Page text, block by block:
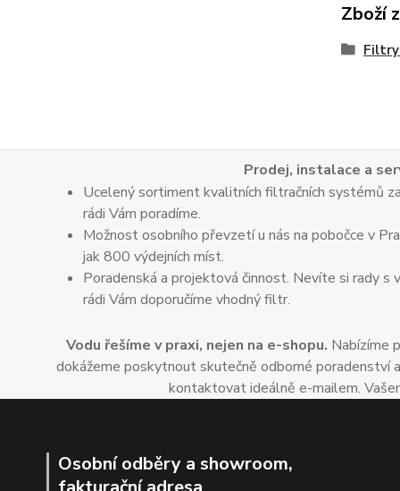
Zboží
Filtry
Prodej, instalace a
Ucelený sortiment kvalitních filtračních systémů
rádi Vám poradíme.
Možnost osobního převzetí u nás na pobočce v
jak 800 výdejních míst.
Poradenská a projektová činnost. Nevíte si rady
rádi Vám doporučíme vhodný filtr.
Vodu řešíme v praxi, nejen na e-shopu. Nabízíme
dokážeme poskytnout skutečně odborné poradenství
kontaktovat ideálně e-mailem.
Osobní odběry a showroom,